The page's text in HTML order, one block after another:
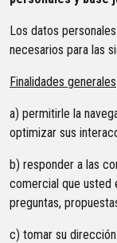
Los datos
necesarios para las
Finalidades generales
a) permitirle la
optimizar sus
b) responder a las
comercial que usted
preguntas,
c) tomar su